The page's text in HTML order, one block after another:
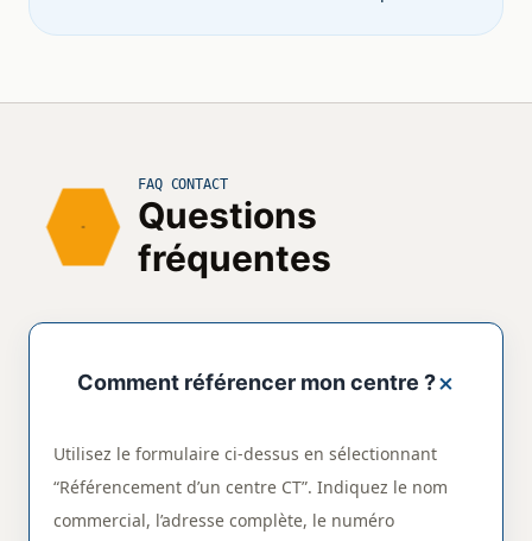
FAQ CONTACT
Questions
fréquentes
Comment référencer mon centre ?
Utilisez le formulaire ci-dessus en sélectionnant
“Référencement d’un centre CT”. Indiquez le nom
commercial, l’adresse complète, le numéro